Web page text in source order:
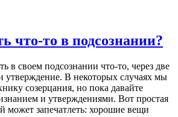
что-то в подсознании?
в своем подсознании что-то, через две
утверждение. В некоторых случаях мы
созерцания, но пока давайте
и утверждениями. Вот простая
может запечатлеть: хорошие вещи